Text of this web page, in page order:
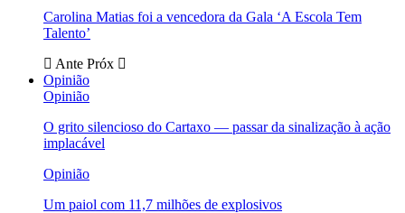
Carolina Matias foi a vencedora da Gala ‘A Escola Tem
Talento’
Ante Próx
Opinião
Opinião
O grito silencioso do Cartaxo — passar da sinalização à ação
implacável
Opinião
Um paiol com 11,7 milhões de explosivos